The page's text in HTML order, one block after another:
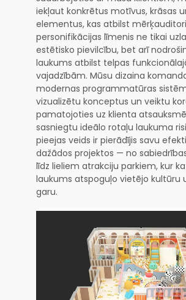
iekļaut konkrētus motīvus, krāsas
elementus, kas atbilst
personifikācijas līmenis ne tikai
estētisko pievilcību, bet arī
laukums atbilst telpas
vajadzībām. Mūsu dizaina
modernas programmatūras
vizualizētu konceptus un veiktu
pamatojoties uz klienta
sasniegtu ideālo rotaļu laukuma
pieejas veids ir pierādījis savu
dažādos projektos — no
līdz lieliem atrakciju parkiem, kur
laukums atspoguļo vietējo kultūru
garu.